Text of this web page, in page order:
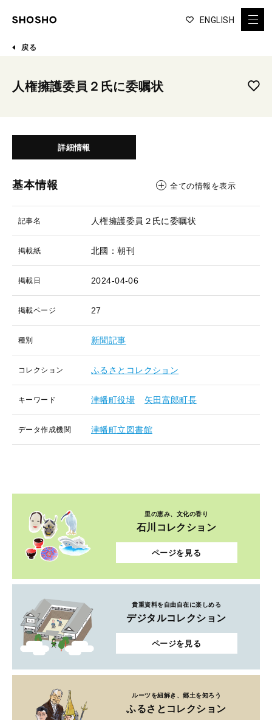
ENGLISH
戻る
人権擁護委員２氏に委嘱状
詳細情報
基本情報 全ての情報を表示
記事名 人権擁護委員２氏に委嘱状
掲載紙 北國：朝刊
掲載日 2024-04-06
掲載ページ 27
種別 新聞記事
コレクション ふるさとコレクション
キーワード 津幡町役場 矢田富郎町長
データ作成機関 津幡町立図書館
里の恵み、文化の香り
石川コレクション
ページを見る
貴重資料を自由自在に楽しめる
デジタルコレクション
ページを見る
ルーツを紐解き、郷土を知ろう
ふるさとコレクション